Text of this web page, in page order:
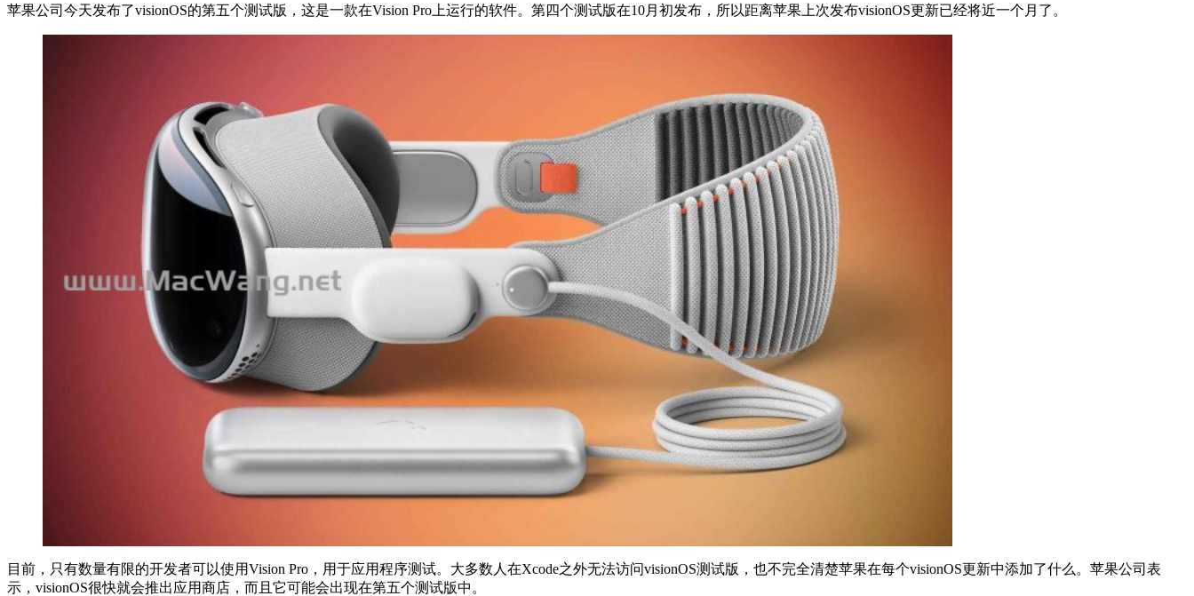
苹果公司今天发布了visionOS的第五个测试版，这是一款在Vision Pro上运行的软件。第四个测试版在10月初发布，所以距离苹果上次发布‌visionOS‌更新已经将近一个月了。
目前，只有数量有限的开发者可以使用Vision Pro，用于应用程序测试。大多数人在Xcode之外无法访问‌visionOS‌测试版，也不完全清楚苹果在每个‌visionOS‌更新中添加了什么。苹果公司表
示，‌visionOS‌很快就会推出应用商店，而且它可能会出现在第五个测试版中。